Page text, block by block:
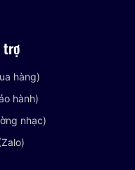
trợ
hàng)
hành)
nhạc)